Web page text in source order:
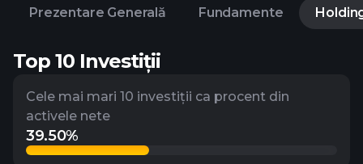
Prezentare Generală Fundamente
Top 10 Investiții
Cele mai mari 10 investiții ca procent din
activele nete
39.50%